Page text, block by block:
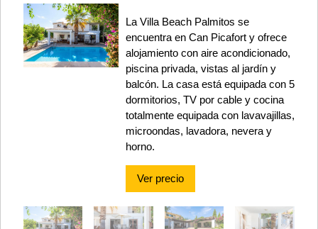
La Villa Beach Palmitos se
encuentra en Can Picafort y ofrece
alojamiento con aire acondicionado,
piscina privada, vistas al jardín y
balcón. La casa está equipada con 5
dormitorios, TV por cable y cocina
totalmente equipada con lavavajillas,
microondas, lavadora, nevera y
horno.
Ver precio